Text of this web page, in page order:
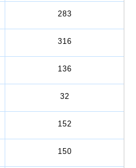
283
316
136
32
152
150